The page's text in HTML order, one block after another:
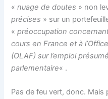
«nuage de doutes » non
précises » sur un
«préoccupation
cours en France et à
(OLAF) sur l’emploi
parlementaire« .
Pas de feu vert, donc. Mais